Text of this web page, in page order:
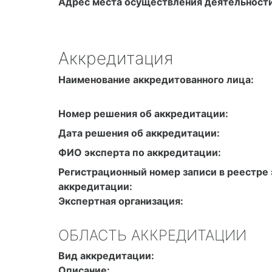
Аккредитация
Наименование аккредитованного лица:
Номер решения об аккредитации:
Дата решения об аккредитации:
ФИО эксперта по аккредитации:
Регистрационный номер записи в реестре
аккредитации:
Экспертная организация:
ОБЛАСТЬ АККРЕДИТАЦИИ
Вид аккредитации: